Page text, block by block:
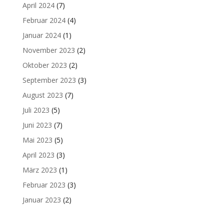
April 2024(7)
Februar 2024(4)
Januar 2024(1)
November 2023 (2)
Oktober 2023 (2)
September 2023 (3)
August 2023 (7)
Juli 2023 (5)
Juni 2023 (7)
Mai 2023 (5)
April 2023 (3)
März 2023 (1)
Februar 2023 (3)
Januar 2023 (2)